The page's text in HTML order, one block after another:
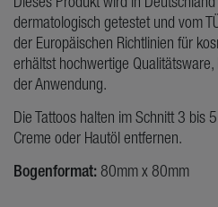
dermatologisch getestet und vom
der Europäischen Richtlinien für
erhältst hochwertige
der Anwendung.
Die Tattoos halten im Schnitt 3 bis
Creme oder Hautöl entfernen.
Bogenformat: 80mm x 80mm